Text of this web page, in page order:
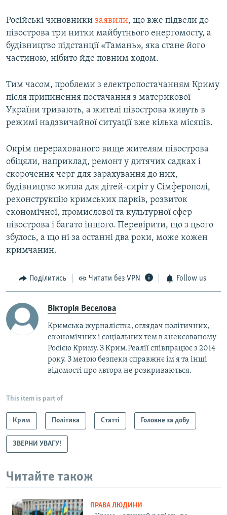
Російські чиновники заявили, що вже підвели до
півострова три нитки майбутнього енергомосту, а
будівництво підстанції «Тамань», яка стане його
частиною, нібито йде повним ходом.
Тим часом, проблеми з електропостачанням Криму
після припинення постачання з материкової
України тривають, а жителі півострова живуть в
режимі надзвичайної ситуації вже кілька місяців.
Окрім перерахованого вище жителям півострова
обіцяли, наприклад, ремонт у дитячих садках і
скорочення черг для зарахування до них,
будівництво житла для дітей-сиріт у Сімферополі,
реконструкцію кримських парків, розвиток
економічної, промислової та культурної сфер
півострова і багато іншого. Перевірити, що з цього
збулось, а що ні за останні два роки, може кожен
кримчанин.
Поділитись Читати без VPN Follow us
Вікторія Веселова
Кримська журналістка, оглядач політичних,
економічних і соціальних тем в анексованому
Росією Криму. З Крим.Реалії співпрацює з 2014
року. З метою безпеки справжнє ім'я та інші
відомості про автора не розкриваються.
This item is part of
Крим Політика Статті Головне за добу
ЗВЕРНИ УВАГУ!
Читайте також
ПРАВА ЛЮДИНИ